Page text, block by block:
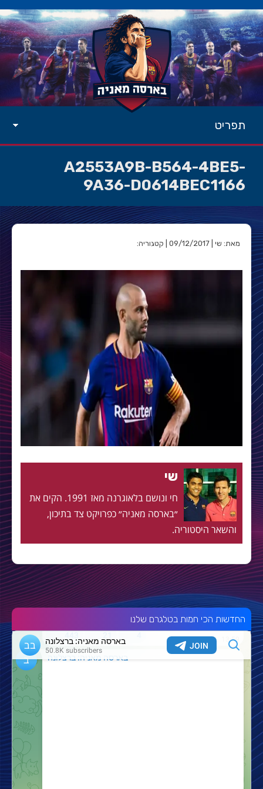
תפריט
A2553A9B-B564-4BE5-
9A36-D0614BEC1166
מאת: שי | 09/12/2017 | קטגוריה:
שי
חי ונושם בלאוגרנה מאז 1991. הקים את
״בארסה מאניה״ כפרויקט צד בתיכון,
והשאר היסטוריה.
החדשות הכי חמות בטלגרם שלנו